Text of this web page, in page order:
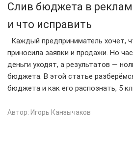
Слив бюджета в
и что исправить
Каждый предприниматель хочет,
приносила заявки и продажи. Но
деньги уходят, а результатов —
бюджета. В этой статье
бюджета и как его распознать, 5
Автор: Игорь Канзычаков